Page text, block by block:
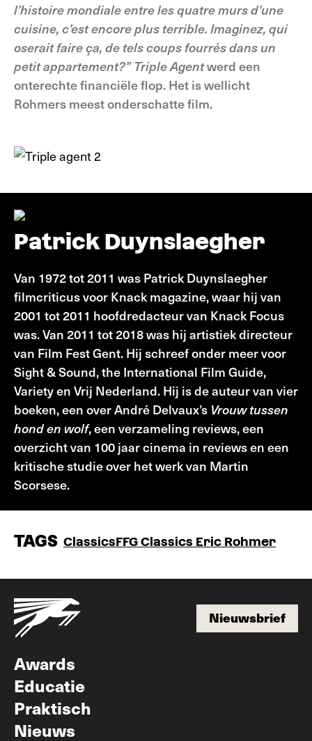
l’histoire mondiale entre les quatre murs d’une
cuisine, c’est encore plus terrible. Imaginez, qui
oserait faire ça, de tels coups fourrés dans un
petit appartement?” Triple Agentwerd een
onterechte financiële flop. Het is wellicht
Rohmers meest onderschatte film.
Patrick Duynslaegher
Van 1972 tot 2011 was Patrick Duynslaegher
filmcriticus voor Knack magazine, waar hij van
2001 tot 2011 hoofdredacteur van Knack Focus
was. Van 2011 tot 2018 was hij artistiek directeur
van Film Fest Gent. Hij schreef onder meer voor
Sight & Sound, the International Film Guide,
Variety en Vrij Nederland. Hij is de auteur van vier
boeken, een over André Delvaux’s Vrouw tussen
hond en wolf, een verzameling reviews, een
overzicht van 100 jaar cinema in reviews en een
kritische studie over het werk van Martin
Scorsese.
TAGS ClassicsFFG Classics Eric Rohmer
Nieuwsbrief
Awards
Educatie
Praktisch
Nieuws